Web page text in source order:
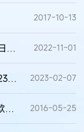
2017-10-13
欧盟《数字市场法》于11月1日生效 2022-11-01
缅甸《新商标法》或将于2023年3月正式生效 2023-02-07
欧盟知识产权局介绍：了解欧盟商标法的最新变化 2016-05-25